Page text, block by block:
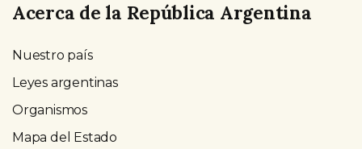
Acerca de la República Argentina
Nuestro país
Leyes argentinas
Organismos
Mapa del Estado